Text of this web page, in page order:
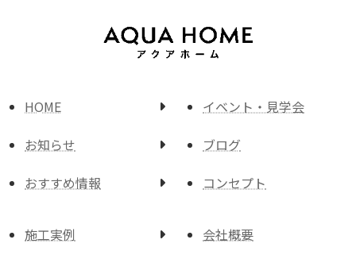
HOME
お知らせ
おすすめ情報
イベント・見学会
ブログ
コンセプト
施工実例 会社概要